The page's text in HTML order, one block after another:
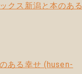
クス新潟と本のあ
ある幸せ (husen-